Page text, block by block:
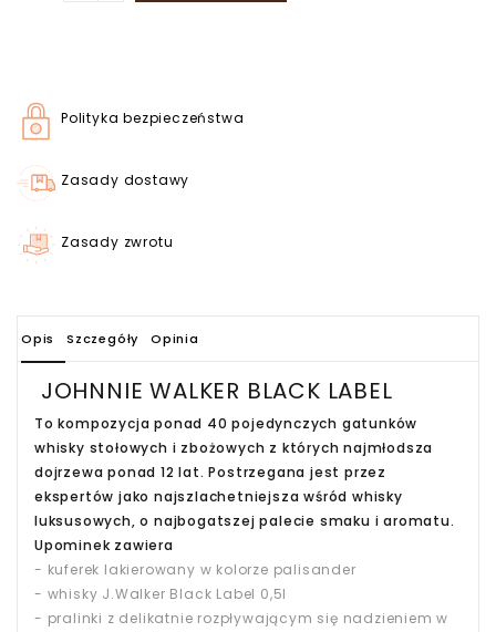
Polityka bezpieczeństwa
Zasady dostawy
Zasady zwrotu
Opis Szczegóły Opinia
JOHNNIE WALKER BLACK LABEL
To kompozycja ponad 40 pojedynczych gatunków
whisky stołowych i zbożowych z których najmłodsza
dojrzewa ponad 12 lat. Postrzegana jest przez
ekspertów jako najszlachetniejsza wśród whisky
luksusowych, o najbogatszej palecie smaku i aromatu.
Upominek zawiera
- kuferek lakierowany w kolorze palisander
- whisky J.Walker Black Label 0,5l
- pralinki z delikatnie rozpływającym się nadzieniem w